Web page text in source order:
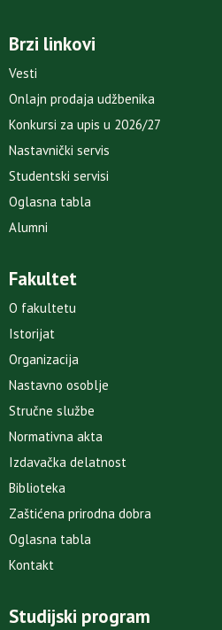
Brzi linkovi
Vesti
Onlajn prodaja udžbenika
Konkursi za upis u 2026/27
Nastavnički servis
Studentski servisi
Oglasna tabla
Alumni
Fakultet
O fakultetu
Istorijat
Organizacija
Nastavno osoblje
Stručne službe
Normativna akta
Izdavačka delatnost
Biblioteka
Zaštićena prirodna dobra
Oglasna tabla
Kontakt
Studijski program